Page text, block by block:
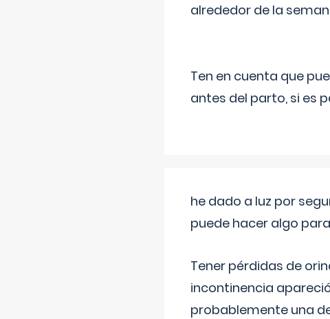
alrededor de la
Ten en cuenta que
antes del parto, si es
he dado a luz por
puede hacer algo
Tener pérdidas de
incontinencia
probablemente una